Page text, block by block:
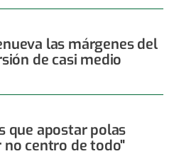
las márgenes del
de casi medio
que apostar polas
no centro de todo"